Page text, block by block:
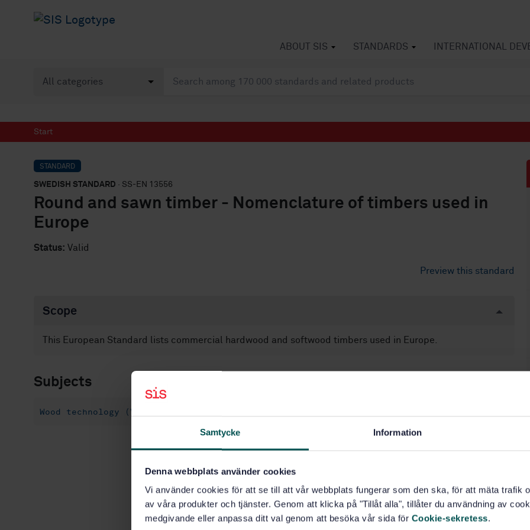
Samtycke Information
Denna webbplats använder cookies
Vi använder cookies för att se till att vår webbplats fungerar som den ska, för att mäta trafik
av våra produkter och tjänster. Genom att klicka på "Tillåt alla", tillåter du användning av
medgivande eller anpassa ditt val genom att besöka vår sida för Cookie-sekretess.
ABOUT SIS STANDARDS INTERNATIONAL
Start
STANDARD
SWEDISH STANDARD · SS-EN 13556
Round and sawn timber - Nomenclature of timbers used in
Europe
Status: Valid
Preview this standard
Scope
This European Standard lists commercial hardwood and softwood timbers used in Europe.
Subjects
Wood technology (Vocabularies) (01.040.79)